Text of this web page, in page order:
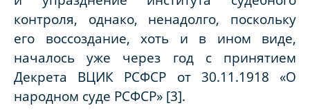
контроля, однако, ненадолго, поскольку
его воссоздание, хоть и в ином виде,
началось уже через год с принятием
Декрета ВЦИК РСФСР от 30.11.1918 «О
народном суде РСФСР» [3].